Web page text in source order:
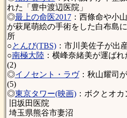
れた「豊中渡辺医院」
◎最上の命医2017：西條命や小
が萩尾萌絵の手術をした白布島
所
○とんび(TBS)：市川美佐子が出
○南極大陸：横峰奈緒美が運ば
(2)
◎イノセント・ラヴ：秋山耀司
(5)
◎東京タワー(映画)：ボクとオカ
旧坂田医院
埼玉県熊谷市妻沼